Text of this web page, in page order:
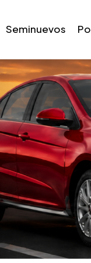
Seminuevos